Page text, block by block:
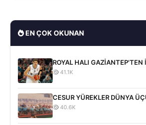
EN ÇOK OKUNAN
ROYAL HALI GAZİANTEP'TEN
41.1K
CESUR YÜREKLER DÜNYA
40.6K